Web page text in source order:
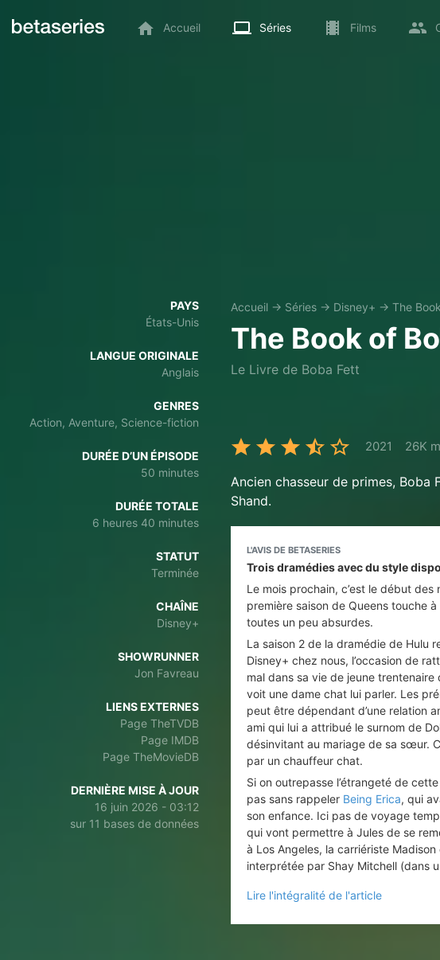
Accueil Séries Films
PAYS
États-Unis
LANGUE ORIGINALE
Anglais
GENRES
Action, Aventure, Science-fiction
DURÉE D’UN ÉPISODE
50 minutes
DURÉE TOTALE
6 heures 40 minutes
STATUT
Terminée
CHAÎNE
Disney+
SHOWRUNNER
Jon Favreau
LIENS EXTERNES
Page TheTVDB
Page IMDB
Page TheMovieDB
DERNIÈRE MISE À JOUR
16 juin 2026 - 03:12
sur 11 bases de données
Accueil → Séries → Disney+ → The
The Book of
Le Livre de Boba Fett
2021 26K
Ancien chasseur de primes, Boba
Shand.
L'AVIS DE BETASERIES
Trois dramédies avec du style
Le mois prochain, c’est le début
première saison de Queens touche
toutes un peu absurdes.
La saison 2 de la dramédie de Hulu
Disney+ chez nous, l’occasion de
mal dans sa vie de jeune
voit une dame chat lui parler. Les
peut être dépendant d’une relation
ami qui lui a attribué le surnom de
désinvitant au mariage de sa sœur.
par un chauffeur chat.
Si on outrepasse l’étrangeté de
pas sans rappeler Being Erica, qui
son enfance. Ici pas de voyage
qui vont permettre à Jules de se
à Los Angeles, la carriériste
interprétée par Shay Mitchell (dans
Lire l'intégralité de l'article